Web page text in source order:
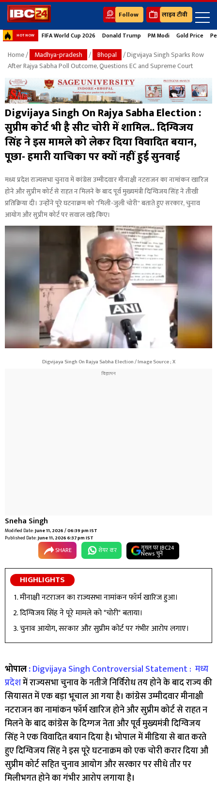
Follow लाइव टीवी
HOT NOW FIFA World Cup 2026 Donald Trump PM Modi Gold Price
Home/ Madhya-pradesh / Bhopal
/ Digvijaya Singh Sparks Row
After Rajya Sabha Poll Outcome, Questions EC and Supreme Court
Digvijaya Singh On Rajya Sabha Election :
सुप्रीम कोर्ट भी है सीट चोरी में शामिल.. दिग्विजय
सिंह ने इस मामले को लेकर दिया विवादित बयान,
पूछा- हमारी याचिका पर क्यों नहीं हुई सुनवाई
मध्य प्रदेश राज्यसभा चुनाव में कांग्रेस उम्मीदवार मीनाक्षी नटराजन का नामांकन खारिज
होने और सुप्रीम कोर्ट से राहत न मिलने के बाद पूर्व मुख्यमंत्री दिग्विजय सिंह ने तीखी
प्रतिक्रिया दी। उन्होंने पूरे घटनाक्रम को "मिली-जुली चोरी" बताते हुए सरकार, चुनाव
आयोग और सुप्रीम कोर्ट पर सवाल खड़े किए।
Digvijaya Singh On Rajya Sabha Election / Image Source ; X
Sneha Singh
Modified Date:June 11, 2026 / 06:39 pm IST
Published Date:June 11, 2026 6:37 pm IST
SHARE शेयर कर गूगल पर IBC24
News चुनें
HIGHLIGHTS
मीनाक्षी नटराजन का राज्यसभा नामांकन फॉर्म खारिज हुआ।
दिग्विजय सिंह ने पूरे मामले को "चोरी" बताया।
चुनाव आयोग, सरकार और सुप्रीम कोर्ट पर गंभीर आरोप लगाए।
भोपाल:Digvijaya Singh Controversial Statement : मध्य
प्रदेशमें राज्यसभा चुनाव के नतीजे निर्विरोध तय होने के बाद राज्य की
सियासत में एक बड़ा भूचाल आ गया है। कांग्रेस उम्मीदवार मीनाक्षी
नटराजन का नामांकन फॉर्म खारिज होने और सुप्रीम कोर्ट से राहत न
मिलने के बाद कांग्रेस के दिग्गज नेता और पूर्व मुख्यमंत्री दिग्विजय
सिंह ने एक विवादित बयान दिया है। भोपाल में मीडिया से बात करते
हुए दिग्विजय सिंह ने इस पूरे घटनाक्रम को एक चोरी करार दिया औ
सुप्रीम कोर्ट सहित चुनाव आयोग और सरकार पर सीधे तौर पर
मिलीभगत होने का गंभीर आरोप लगाया है।